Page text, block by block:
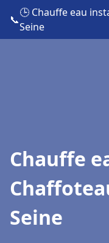
📞
🕒 Chauffe eau
Seine
Chauffe
Seine